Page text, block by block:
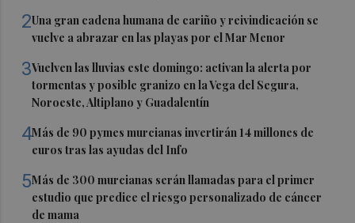
2Una gran cadena humana de cariño y reivindicación se
vuelve a abrazar en las playas por el Mar Menor
3Vuelven las lluvias este domingo: activan la alerta por
tormentas y posible granizo en la Vega del Segura,
Noroeste, Altiplano y Guadalentín
4Más de 90 pymes murcianas invertirán 14 millones de
euros tras las ayudas del Info
5Más de 300 murcianas serán llamadas para el primer
estudio que predice el riesgo personalizado de cáncer
de mama